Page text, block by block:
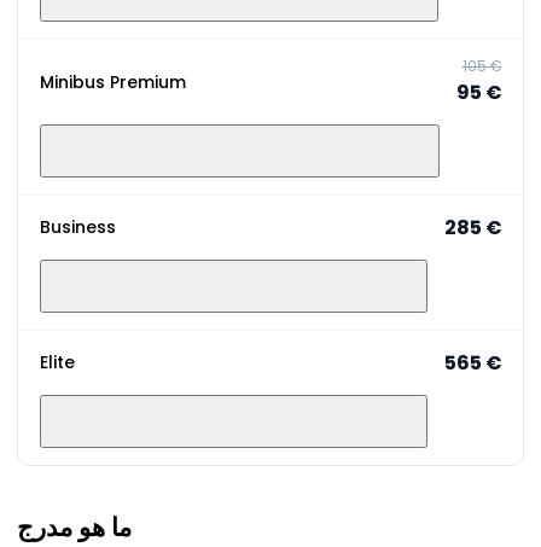
Minibus Premium
‏105 €
‏95 €
Business ‏285 €
Elite ‏565 €
ما هو مدرج